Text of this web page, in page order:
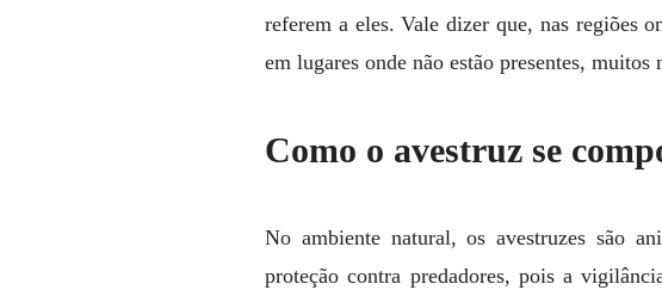
referem a eles. Vale dizer que, nas regiões
em lugares onde não estão presentes,
Como o avestruz se
No ambiente natural, os avestruzes são
proteção contra predadores, pois a